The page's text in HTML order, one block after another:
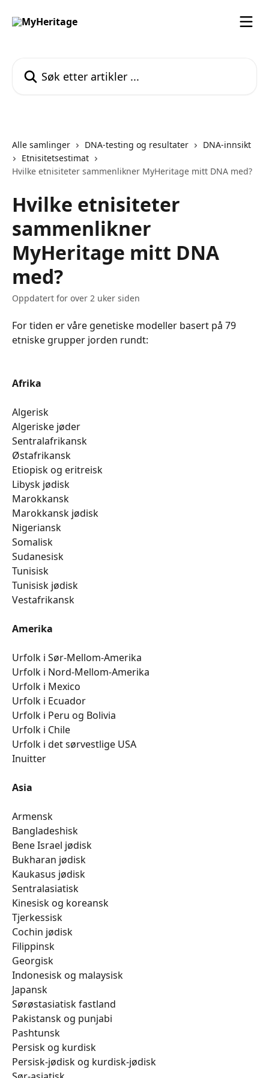
Alle samlinger DNA-testing og resultater
DNA-innsikt
Etnisitetsestimat
Hvilke etnisiteter sammenlikner MyHeritage mitt DNA med?
Hvilke etnisiteter
sammenlikner
MyHeritage mitt DNA
med?
Oppdatert for over 2 uker siden
For tiden er våre genetiske modeller basert på 79
etniske grupper jorden rundt:
Afrika
Algerisk
​​​​​​​​​​​​Algeriske jøder
​​​​​​​​​​​​Sentralafrikansk
​​​​​​​​​​​​Østafrikansk
​​​​​​​​​​​​Etiopisk og eritreisk
​​​​​​​​​​​​Libysk jødisk
​​​​​​​​​​​​Marokkansk
​​​​​​​​​​​​Marokkansk jødisk
​​​​​​​​​​​​Nigeriansk
​​​​​​​​​​​​Somalisk
​​​​​​​​​​​​Sudanesisk
​​​​​​​​​​​​Tunisisk
​​​​​​​​​​​​Tunisisk jødisk
​​​​​​​​​​​​Vestafrikansk
Amerika
Urfolk i Sør-Mellom-Amerika
​​​​​​​​​​​​Urfolk i Nord-Mellom-Amerika
​​​​​​​​​​​​Urfolk i Mexico
​​​​​​​​​​​​Urfolk i Ecuador
​​​​​​​​​​​​Urfolk i Peru og Bolivia
​​​​​​​​​​​​Urfolk i Chile
​​​​​​​​​​​​Urfolk i det sørvestlige USA
​​​​​​​​​​​​Inuitter
Asia
Armensk
​​​​​​​​​​​​Bangladeshisk
​​​​​​​​​​​​Bene Israel jødisk
​​​​​​​​​​​​Bukharan jødisk
​​​​​​​​​​​​Kaukasus jødisk
​​​​​​​​​​​​Sentralasiatisk
​​​​​​​​​​​​Kinesisk og koreansk
​​​​​​​​​​​​Tjerkessisk
​​​​​​​​​​​​Cochin jødisk
​​​​​​​​​​​​Filippinsk
​​​​​​​​​​​​Georgisk
​​​​​​​​​​​​Indonesisk og malaysisk
​​​​​​​​​​​​Japansk
​​​​​​​​​​​​Sørøstasiatisk fastland
​​​​​​​​​​​​Pakistansk og punjabi
​​​​​​​​​​​​Pashtunsk
​​​​​​​​​​​​Persisk og kurdisk
​​​​​​​​​​​​Persisk-jødisk og kurdisk-jødisk